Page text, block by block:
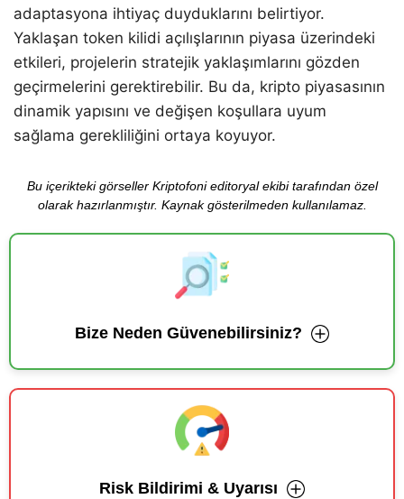
adaptasyona ihtiyaç duyduklarını belirtiyor.
Yaklaşan token kilidi açılışlarının piyasa üzerindeki
etkileri, projelerin stratejik yaklaşımlarını gözden
geçirmelerini gerektirebilir. Bu da, kripto piyasasının
dinamik yapısını ve değişen koşullara uyum
sağlama gerekliliğini ortaya koyuyor.
Bu içerikteki görseller Kriptofoni editoryal ekibi tarafından özel
olarak hazırlanmıştır. Kaynak gösterilmeden kullanılamaz.
Bize Neden Güvenebilirsiniz?
Risk Bildirimi & Uyarısı